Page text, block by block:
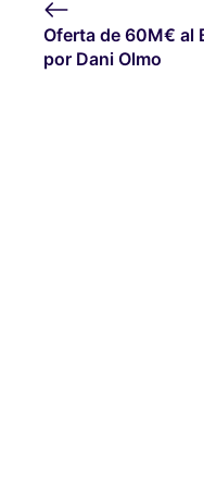
Oferta de 60M€ al
por Dani Olmo